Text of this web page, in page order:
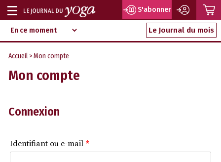
Aller
au
contenu
d‘information
indépendant
Afficher
ou
masquer
la
navigation
S'abonner
Le Journal du mois
Accueil > Mon compte
Mon compte
Connexion
Identifiant ou e-mail *